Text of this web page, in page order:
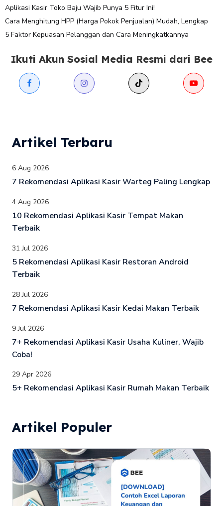
Aplikasi Kasir Toko Baju Wajib Punya 5 Fitur Ini!
Cara Menghitung HPP (Harga Pokok Penjualan) Mudah, Lengkap
5 Faktor Kepuasan Pelanggan dan Cara Meningkatkannya
Ikuti Akun Sosial Media Resmi dari Bee
Artikel Terbaru
6 Aug 2026
7 Rekomendasi Aplikasi Kasir Warteg Paling Lengkap
4 Aug 2026
10 Rekomendasi Aplikasi Kasir Tempat Makan
Terbaik
31 Jul 2026
5 Rekomendasi Aplikasi Kasir Restoran Android
Terbaik
28 Jul 2026
7 Rekomendasi Aplikasi Kasir Kedai Makan Terbaik
9 Jul 2026
7+ Rekomendasi Aplikasi Kasir Usaha Kuliner, Wajib
Coba!
29 Apr 2026
5+ Rekomendasi Aplikasi Kasir Rumah Makan Terbaik
Artikel Populer